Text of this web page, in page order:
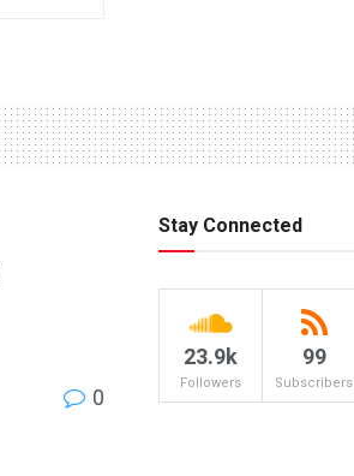
0
Stay Connected
23.9k
Followers
99
Subscribers